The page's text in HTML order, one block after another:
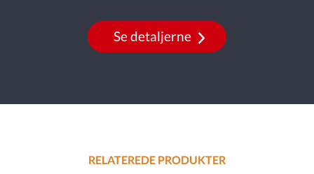
Se detaljerne
RELATEREDE PRODUKTER